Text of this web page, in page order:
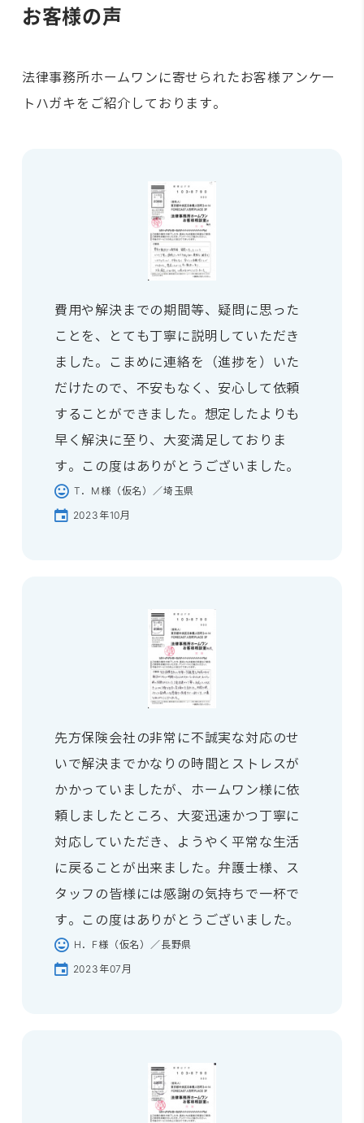
お客様の声
法律事務所ホームワンに寄せられたお客様アンケー
トハガキをご紹介しております。
費用や解決までの期間等、疑問に思った
ことを、とても丁寧に説明していただき
ました。こまめに連絡を（進捗を）いた
だけたので、不安もなく、安心して依頼
することができました。想定したよりも
早く解決に至り、大変満足しておりま
す。この度はありがとうございました。
T．M様（仮名）／埼玉県
2023年10月
先方保険会社の非常に不誠実な対応のせ
いで解決までかなりの時間とストレスが
かかっていましたが、ホームワン様に依
頼しましたところ、大変迅速かつ丁寧に
対応していただき、ようやく平常な生活
に戻ることが出来ました。弁護士様、ス
タッフの皆様には感謝の気持ちで一杯で
す。この度はありがとうございました。
H．F様（仮名）／長野県
2023年07月